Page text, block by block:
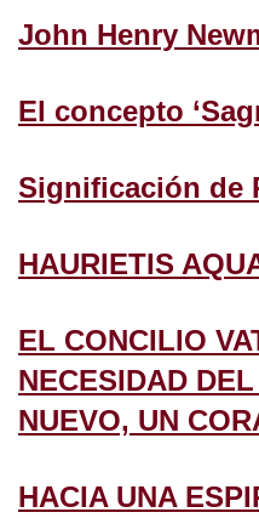
John Henry
El concepto
Significación de
HAURIETIS
EL CONCILIO
NECESIDAD
NUEVO, UN
HACIA UNA